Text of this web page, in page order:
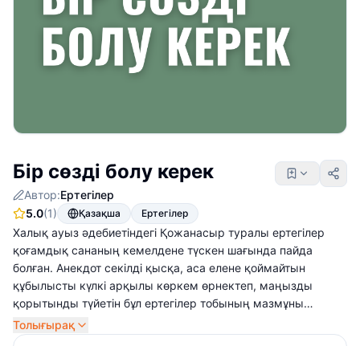
Бір сөзді болу керек
Автор:Ертегілер
5.0(1) Қазақша Ертегілер
Халық ауыз әдебиетіндегі Қожанасыр туралы ертегілер
қоғамдық сананың кемелдене түскен шағында пайда
болған. Анекдот секілді қысқа, аса елене қоймайтын
құбылысты күлкі арқылы көркем өрнектеп, маңызды
қорытынды түйетін бұл ертегілер тобының мазмұны
астарында уытты сатира жатыр. Негізгі кейіпкер
Қожанасыр – әлеуметтік тип, сырт қарағанда, ақыл-ойы
Толығырақ